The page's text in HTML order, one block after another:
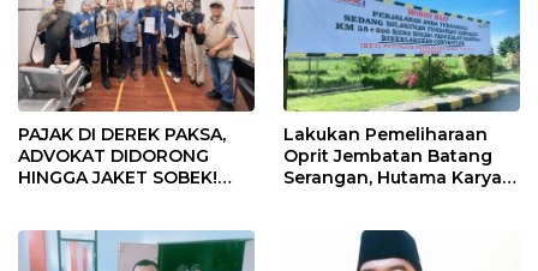
PAJAK DI DEREK PAKSA,
ADVOKAT DIDORONG
HINGGA JAKET SOBEK!
Pekanbaru!
Lakukan Pemeliharaan
Oprit Jembatan Batang
Serangan, Hutama Karya